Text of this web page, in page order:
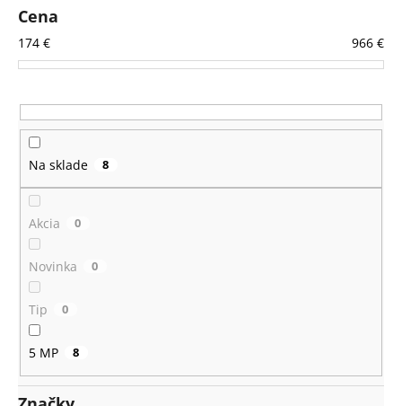
p
r
o
u
k
o
v
Cena
174 € 966 €
Na sklade 8
Akcia 0
Novinka 0
Tip 0
5 MP 8
e